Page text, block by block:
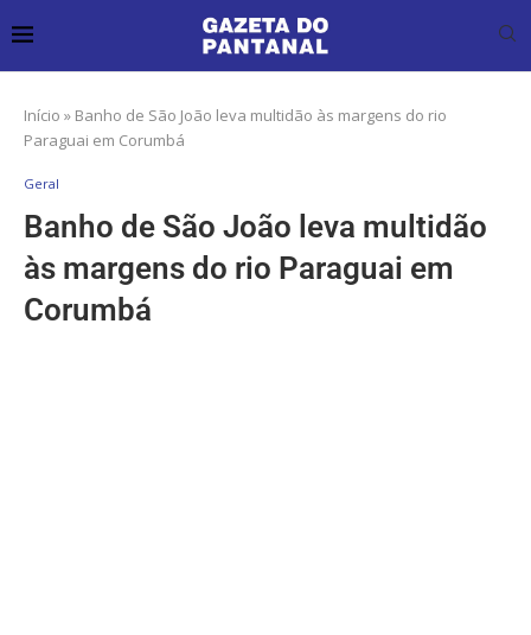
Início » Banho de São João leva multidão às margens do rio
Paraguai em Corumbá
Geral
Banho de São João leva multidão
às margens do rio Paraguai em
Corumbá